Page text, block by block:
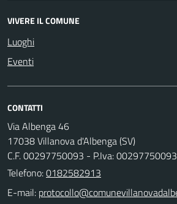
VIVERE IL COMUNE
Luoghi
Eventi
CONTATTI
Via Albenga 46
17038 Villanova d'Albenga (SV)
C.F. 00297750093 - P.Iva: 00297750093
Telefono:0182582913
E-mail: